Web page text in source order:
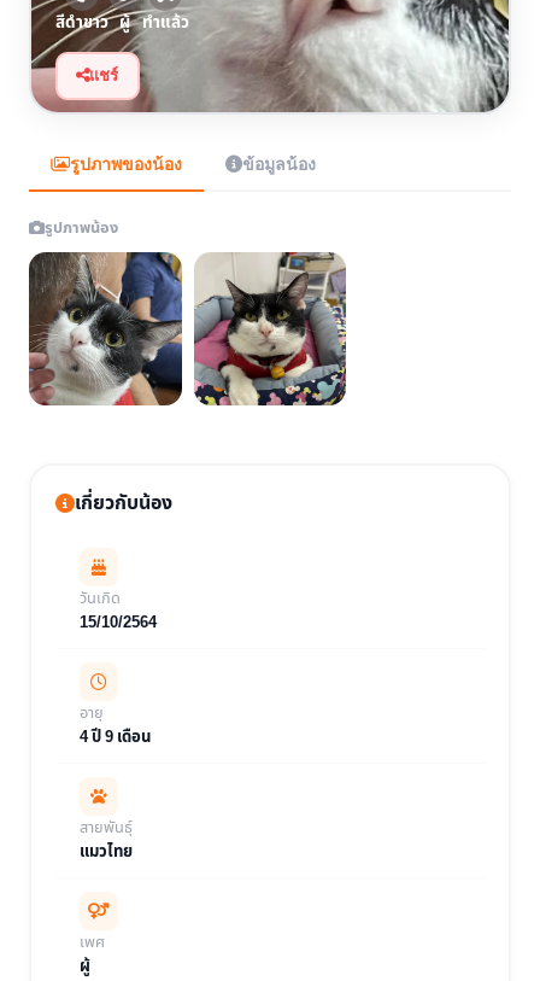
สีดำขาว ผู้ ทำแล้ว
แชร์
รูปภาพของน้อง ข้อมูลน้อง
รูปภาพน้อง
เกี่ยวกับน้อง
วันเกิด
15/10/2564
อายุ
4 ปี 9 เดือน
สายพันธุ์
แมวไทย
เพศ
ผู้